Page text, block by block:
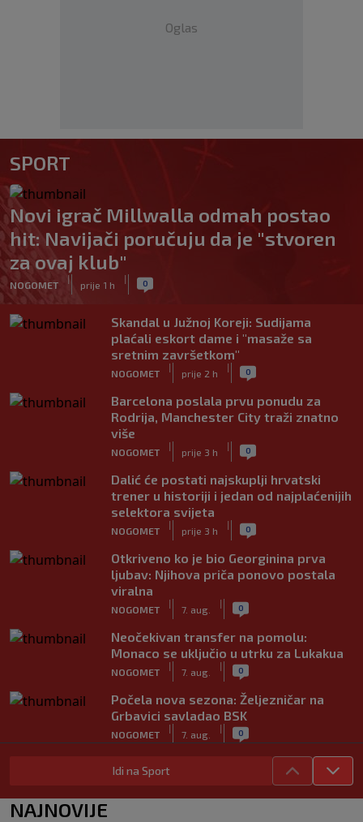
Oglas
SPORT
Novi igrač Millwalla odmah postao
hit: Navijači poručuju da je "stvoren
za ovaj klub"
NOGOMET
|
prije 1 h
| 0
Skandal u Južnoj Koreji: Sudijama
plaćali eskort dame i "masaže sa
sretnim završetkom"
NOGOMET
|
prije 2 h
| 0
Barcelona poslala prvu ponudu za
Rodrija, Manchester City traži znatno
više
NOGOMET
|
prije 3 h
| 0
Dalić će postati najskuplji hrvatski
trener u historiji i jedan od najplaćenijih
selektora svijeta
NOGOMET
|
prije 3 h
| 0
Otkriveno ko je bio Georginina prva
ljubav: Njihova priča ponovo postala
viralna
NOGOMET
|
7. aug.
| 0
Neočekivan transfer na pomolu:
Monaco se uključio u utrku za Lukakua
NOGOMET
|
7. aug.
| 0
Počela nova sezona: Željezničar na
Grbavici savladao BSK
NOGOMET
|
7. aug.
| 0
UEFA pokreće istragu: Je li Infantino
namjeravao prodati prava na Svjetsko
Idi na Sport
NAJNOVIJE